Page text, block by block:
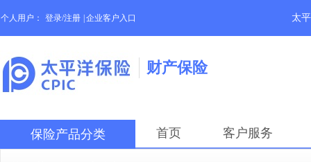
个人用户： 登录/注册 企业客户入口 太
财产保险
保险产品分类 首页 客户服务